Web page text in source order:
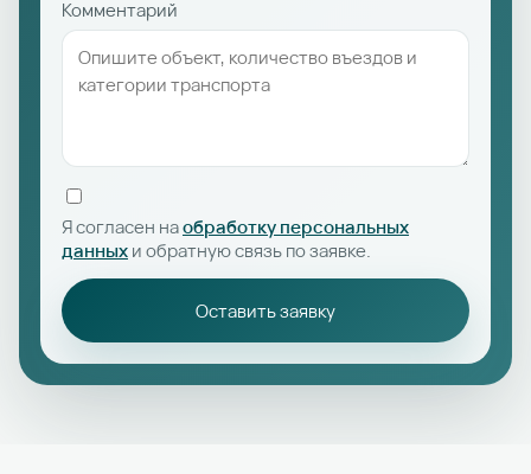
Комментарий
Я согласен наобработку персональных
данных и обратную связь по заявке.
Оставить заявку